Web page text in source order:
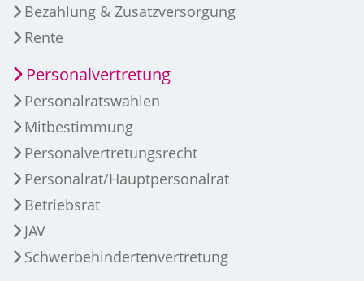
Bezahlung & Zusatzversorgung
Rente
Personalvertretung
Personalratswahlen
Mitbestimmung
Personalvertretungsrecht
Personalrat/Hauptpersonalrat
Betriebsrat
JAV
Schwerbehindertenvertretung